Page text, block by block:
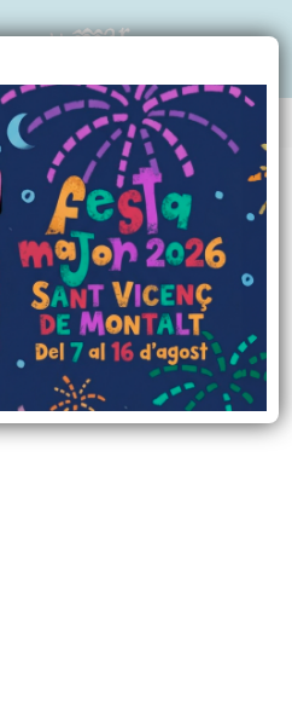
LOCAL - ANY 2025